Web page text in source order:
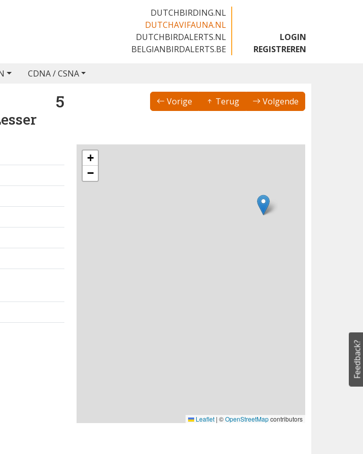
DUTCHBIRDING.NL
DUTCHAVIFAUNA.NL
DUTCHBIRDALERTS.NL
BELGIANBIRDALERTS.BE
LOGIN
REGISTREREN
CDNA / CSNA
5 Vorige Terug Volgende
+
−
Leaflet | ©OpenStreetMapcontributors
Feedback?